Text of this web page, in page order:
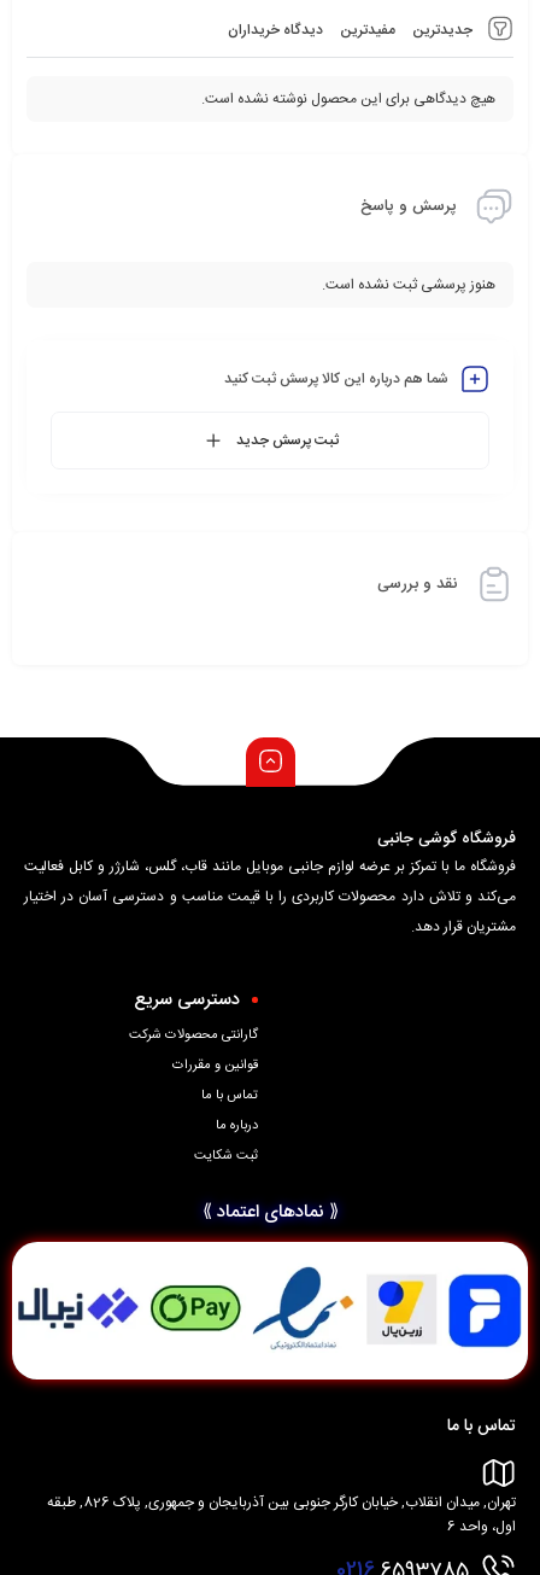
جدیدترین مفیدترین دیدگاه خریداران
هیچ دیدگاهی برای این محصول نوشته نشده است.
پرسش و پاسخ
هنوز پرسشی ثبت نشده است.
شما هم درباره این کالا پرسش ثبت کنید
ثبت پرسش جدید
نقد و بررسی
فروشگاه گوشی جانبی
فروشگاه ما با تمرکز بر عرضه لوازم جانبی موبایل مانند قاب، گلس، شارژر و کابل فعالیت
می‌کند و تلاش دارد محصولات کاربردی را با قیمت مناسب و دسترسی آسان در اختیار
مشتریان قرار دهد.
دسترسی سریع
گارانتی محصولات شرکت
قوانین و مقررات
تماس با ما
درباره ما
ثبت شکایت
⟪ نمادهای اعتماد ⟫
تماس با ما
تهران, میدان انقلاب, خیابان کارگر جنوبی بین آذربایجان و جمهوری, پلاک 826, طبقه
اول، واحد 6